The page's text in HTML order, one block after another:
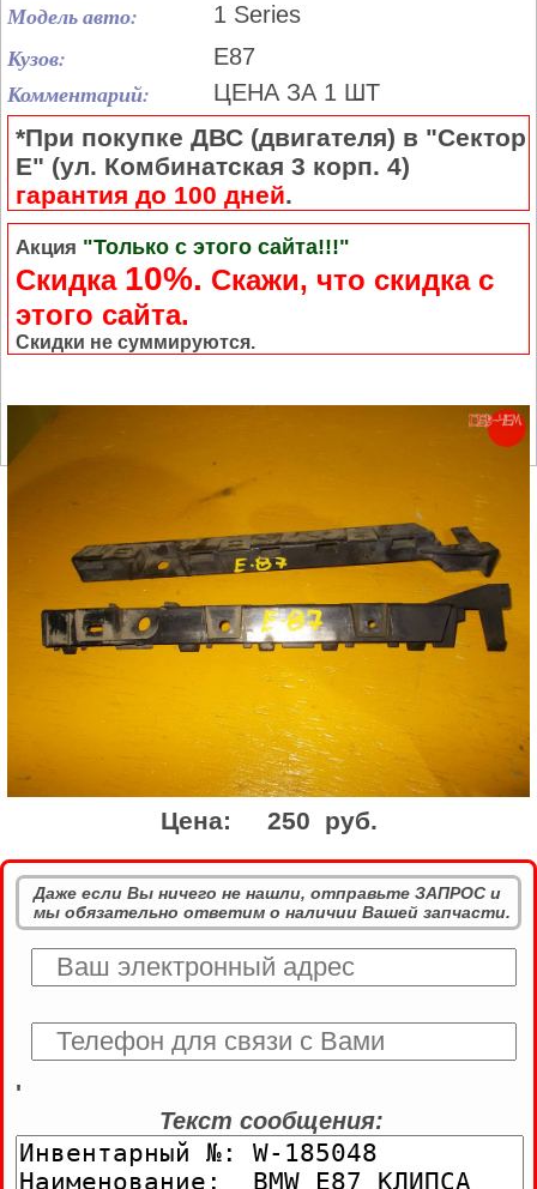
Модель авто: 1 Series
Кузов: E87
Комментарий: ЦЕНА ЗА 1 ШТ
*При покупке ДВС (двигателя) в "Сектор
Е" (ул. Комбинатская 3 корп. 4)
гарантия до 100 дней.
Акция "Только с этого сайта!!!"
Скидка 10%. Cкажи, что скидка с
этого сайта.
Скидки не суммируются.
Цена: 250 руб.
Даже если Вы ничего не нашли, отправьте ЗАПРОС и
мы обязательно ответим о наличии Вашей запчасти.
'
Текст сообщения: